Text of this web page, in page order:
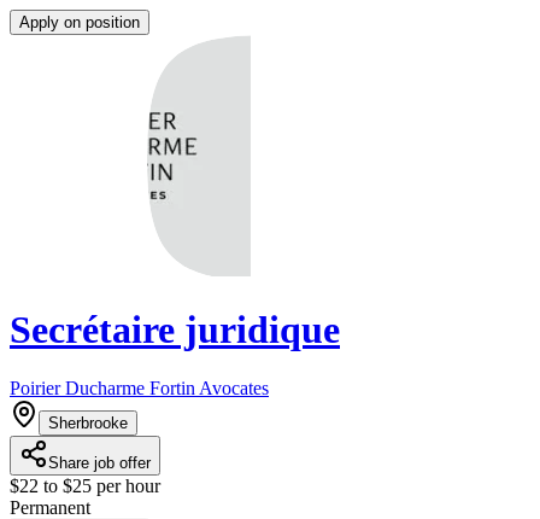
Apply on position
Secrétaire juridique
Poirier Ducharme Fortin Avocates
Sherbrooke
Share job offer
$22 to $25 per hour
Permanent